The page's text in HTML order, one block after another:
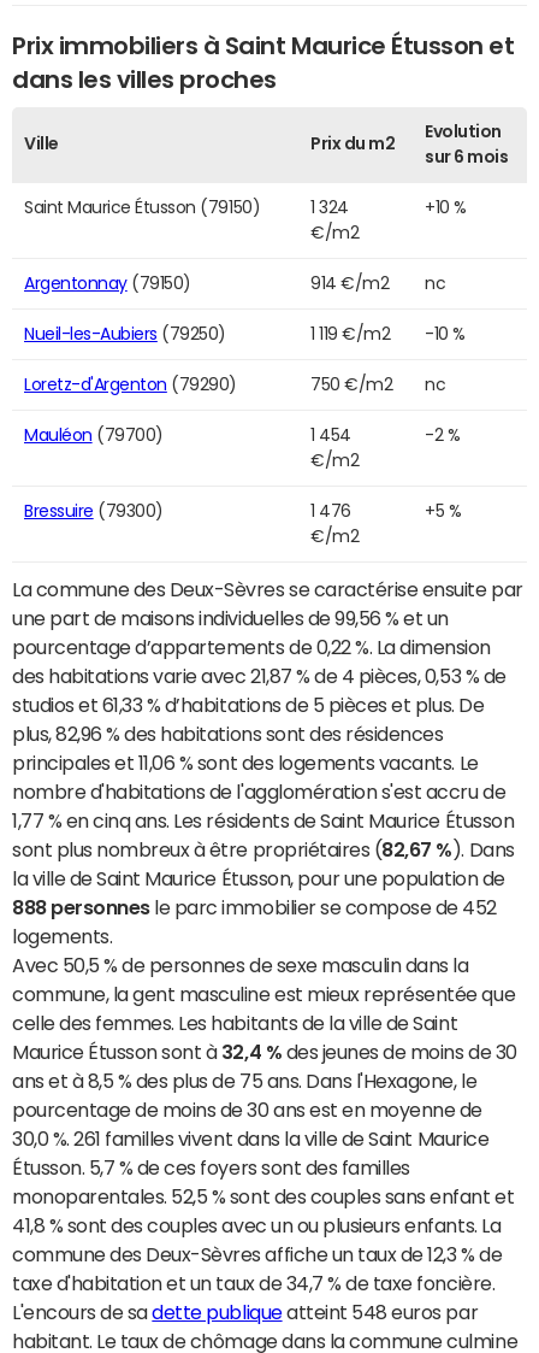
Prix immobiliers à Saint Maurice Étusson et
dans les villes proches
Ville Prix du m2
Evolution
sur 6 mois
Saint Maurice Étusson (79150)
1 324
€/m2
+10 %
Argentonnay(79150) 914 €/m2 nc
Nueil-les-Aubiers (79250) 1 119 €/m2 -10 %
Loretz-d'Argenton (79290) 750 €/m2 nc
Mauléon (79700)
1 454
€/m2
-2 %
Bressuire (79300)
1 476
€/m2
+5 %
La commune des Deux-Sèvres se caractérise ensuite par
une part de maisons individuelles de 99,56 % et un
pourcentage d’appartements de 0,22 %. La dimension
des habitations varie avec 21,87 % de 4 pièces, 0,53 % de
studios et 61,33 % d’habitations de 5 pièces et plus. De
plus, 82,96 % des habitations sont des résidences
principales et 11,06 % sont des logements vacants. Le
nombre d'habitations de l'agglomération s'est accru de
1,77 % en cinq ans. Les résidents de Saint Maurice Étusson
sont plus nombreux à être propriétaires (82,67 % ). Dans
la ville de Saint Maurice Étusson, pour une population de
888 personnesle parc immobilier se compose de 452
logements.
Avec 50,5 % de personnes de sexe masculin dans la
commune, la gent masculine est mieux représentée que
celle des femmes. Les habitants de la ville de Saint
Maurice Étusson sont à 32,4 % des jeunes de moins de 30
ans et à 8,5 % des plus de 75 ans. Dans l'Hexagone, le
pourcentage de moins de 30 ans est en moyenne de
30,0 %. 261 familles vivent dans la ville de Saint Maurice
Étusson. 5,7 % de ces foyers sont des familles
monoparentales. 52,5 % sont des couples sans enfant et
41,8 % sont des couples avec un ou plusieurs enfants. La
commune des Deux-Sèvres affiche un taux de 12,3 % de
taxe d'habitation et un taux de 34,7 % de taxe foncière.
L'encours de sadette publiqueatteint 548 euros par
habitant. Le taux de chômage dans la commune culmine